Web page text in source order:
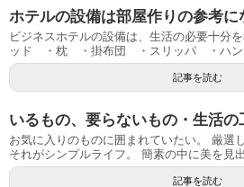
ホテルの設備は部屋作りの参考に
ビジネスホテルの設備は、生活の必要十分
ッド ・枕 ・掛布団 ・スリッパ ・ハ
記事を読む
いるもの、要らないもの・生活の
お気に入りのものに囲まれていたい。 厳選
それがシンプルライフ。 簡素の中に美を見
記事を読む